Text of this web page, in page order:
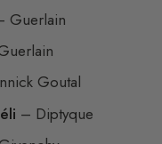
Guerlain
Goutal
– Diptyque